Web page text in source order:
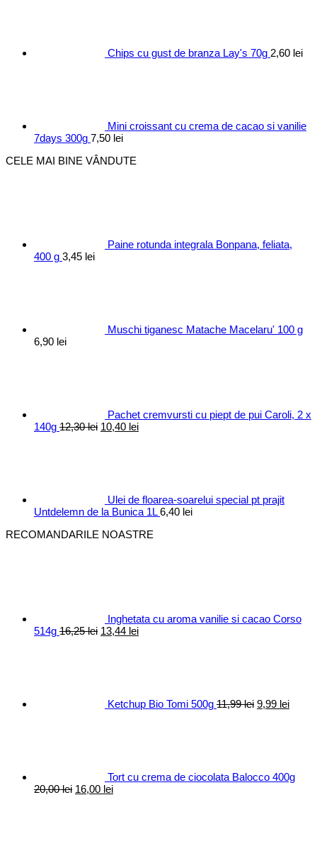
Chips cu gust de branza Lay's 70g 2,60 lei
Mini croissant cu crema de cacao si vanilie
7days 300g 7,50 lei
CELE MAI BINE VÂNDUTE
Paine rotunda integrala Bonpana, feliata,
400 g 3,45 lei
Muschi tiganesc Matache Macelaru' 100 g
6,90 lei
Pachet cremvursti cu piept de pui Caroli, 2 x
140g 12,30lei Prețul
10,40 leiPrețul
Ulei de floarea-soarelui special pt prajit
Untdelemn de la Bunica 1L 6,40 lei
RECOMANDARILE NOASTRE
Inghetata cu aroma vanilie si cacao Corso
514g 16,25lei Prețul
13,44 leiPrețul
Ketchup Bio Tomi 500g 11,99lei 9,99 lei
Tort cu crema de ciocolata Balocco 400g
20,00lei Prețul
16,00 leiPrețul